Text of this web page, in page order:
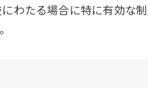
わたる場合に特に有効な